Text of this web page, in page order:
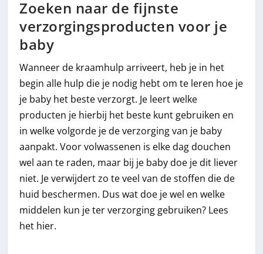
Zoeken naar de fijnste
verzorgingsproducten voor je
baby
Wanneer de kraamhulp arriveert, heb je in het
begin alle hulp die je nodig hebt om te leren hoe je
je baby het beste verzorgt. Je leert welke
producten je hierbij het beste kunt gebruiken en
in welke volgorde je de verzorging van je baby
aanpakt. Voor volwassenen is elke dag douchen
wel aan te raden, maar bij je baby doe je dit liever
niet. Je verwijdert zo te veel van de stoffen die de
huid beschermen. Dus wat doe je wel en welke
middelen kun je ter verzorging gebruiken? Lees
het hier.